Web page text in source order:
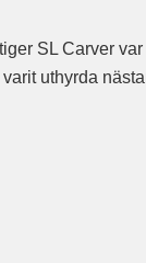
SL Carver
uthyrda